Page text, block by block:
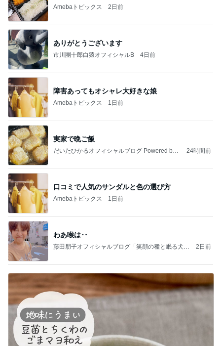
Amebaトピックス 2日前
ありがとうございます
市川團十郎白猿オフィシャルB 4日前
障害あってもオシャレ大好きな娘
Amebaトピックス 1日前
実家で晩ご飯
だいたひかるオフィシャルブログ Powered by
24時間前
口コミで人気のサンダルと色の選び方
Amebaトピックス 1日前
わあ喉は‥
藤田朋子オフィシャルブログ「笑顔の種と眠る犬」
2日前